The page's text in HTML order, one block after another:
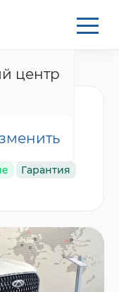
центр
Tiggo 9, I
Гарантия